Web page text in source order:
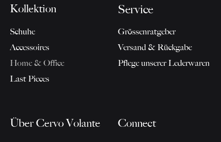
Kollektion
Schuhe
Accessoires
Home & Office
Last Pieces
Service
Grössenratgeber
Versand & Rückgabe
Pflege unserer Lederwaren
Über Cervo Volante Connect